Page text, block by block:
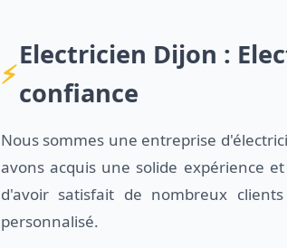
Electricien Dijon :
confiance
Nous sommes une entreprise
avons acquis une solide expérience
d'avoir satisfait de nombreux
personnalisé.